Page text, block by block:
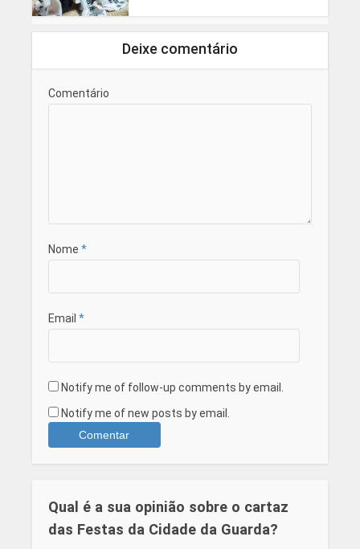
Deixe comentário
Comentário
Nome *
Email *
Notify me of follow-up comments by email.
Notify me of new posts by email.
Qual é a sua opinião sobre o cartaz
das Festas da Cidade da Guarda?